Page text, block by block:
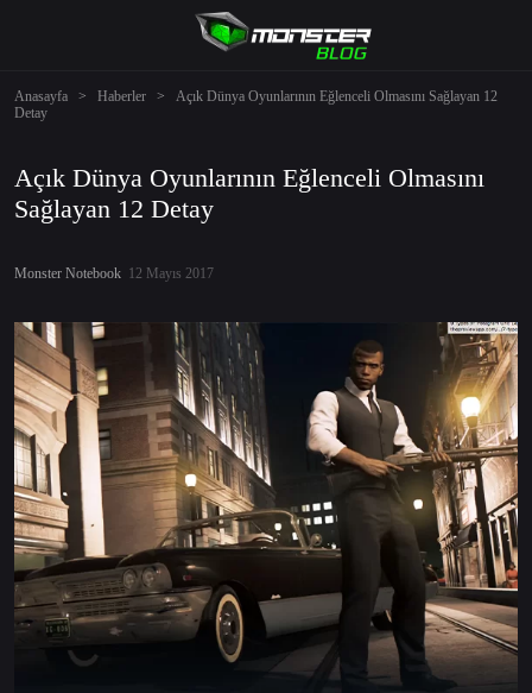
Anasayfa > Haberler > Açık Dünya Oyunlarının Eğlenceli Olmasını Sağlayan 12
Detay
Açık Dünya Oyunlarının Eğlenceli Olmasını
Sağlayan 12 Detay
Monster Notebook 12 Mayıs 2017